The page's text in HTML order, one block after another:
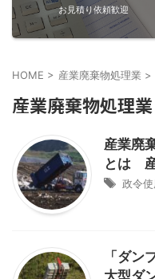
お見積り依頼歓迎
HOME > 産業廃棄物処理業 >
産業廃棄物処理業
産業廃
とは
政令使
「ダン
大型ダ